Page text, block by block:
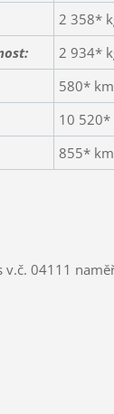
2 358*
2 934*
580*
10 520*
855* km
04111